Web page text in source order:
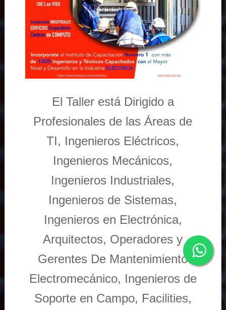
El Taller está Dirigido a
Profesionales de las Áreas de
TI, Ingenieros Eléctricos,
Ingenieros Mecánicos,
Ingenieros Industriales,
Ingenieros de Sistemas,
Ingenieros en Electrónica,
Arquitectos, Operadores y
Gerentes De Mantenimiento
Electromecánico, Ingenieros de
Soporte en Campo, Facilities,